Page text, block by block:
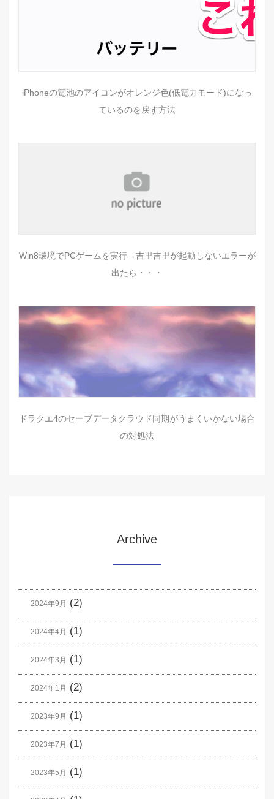
iPhoneの電池のアイコンがオレンジ色(低電力モード)になっ
ているのを戻す方法
Win8環境でPCゲームを実行→吉里吉里が起動しないエラーが
出たら・・・
ドラクエ4のセーブデータクラウド同期がうまくいかない場合
の対処法
Archive
2024年9月 (2)
2024年4月 (1)
2024年3月 (1)
2024年1月 (2)
2023年9月 (1)
2023年7月 (1)
2023年5月 (1)